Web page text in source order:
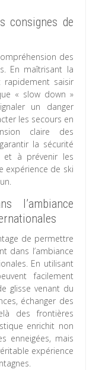
consignes de
des
En maîtrisant la
rapidement saisir
« slow down »
un danger
les secours en
claire des
la sécurité
à prévenir les
expérience de ski
l’ambiance
de permettre
dans l’ambiance
En utilisant
facilement
glisse venant du
échanger des
des frontières
enrichit non
enneigées, mais
expérience